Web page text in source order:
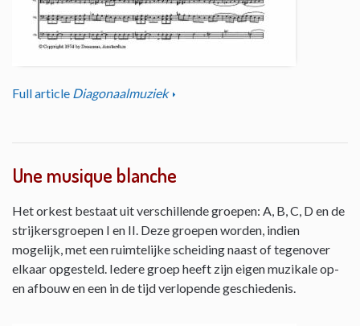
Full article Diagonaalmuziek
Une musique blanche
Het orkest bestaat uit verschillende groepen: A, B, C, D en de
strijkersgroepen I en II. Deze groepen worden, indien
mogelijk, met een ruimtelijke scheiding naast of tegenover
elkaar opgesteld. Iedere groep heeft zijn eigen muzikale op-
en afbouw en een in de tijd verlopende geschiedenis.